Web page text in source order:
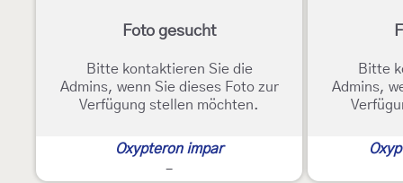
Foto gesucht
Bitte kontaktieren Sie die
Admins, wenn Sie dieses Foto zur
Verfügung stellen möchten.
Oxypteron impar
-
Bitte
Admins,